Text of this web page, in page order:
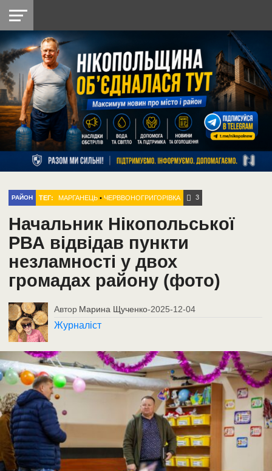
НІКОПОЛЬ
РАЙОН
СІЧЕСЛАВСЬКА
УКРАЇНА
РЕТРО
НІКОПОЛЬ
ЛАЙТ
УКРАЇНА
ДОПОМОГА
РАДІО
РАЙОН ТЕГ: МАРГАНЕЦЬ •ЧЕРВВОНОГРИГОРІВКА 3
Начальник Нікопольської
РВА відвідав пункти
незламності у двох
громадах району (фото)
Автор Марина Щученко-2025-12-04
Журналіст